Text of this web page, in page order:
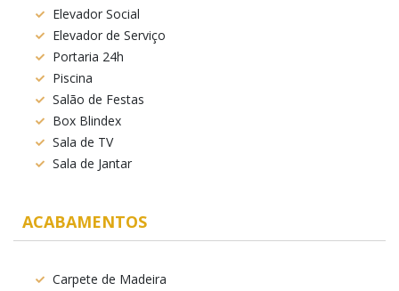
Elevador Social
Elevador de Serviço
Portaria 24h
Piscina
Salão de Festas
Box Blindex
Sala de TV
Sala de Jantar
ACABAMENTOS
Carpete de Madeira